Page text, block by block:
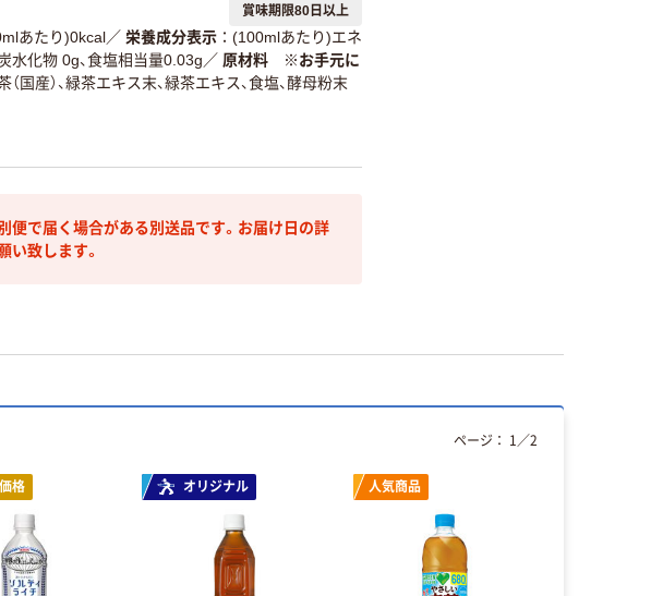
賞味期限80日以上
あたり)0kcal／ 栄養成分表示
(100mlあたり)エネ
水化物 0g、食塩相当量0.03g ／ 原材料 ※お手元に
（国産）、緑茶エキス末、緑茶エキス、食塩、酵母粉末
便で届く場合がある別送品です。お届け日の詳
い致します。
格 オリジナル 人気商品
ページ： 1 ／2